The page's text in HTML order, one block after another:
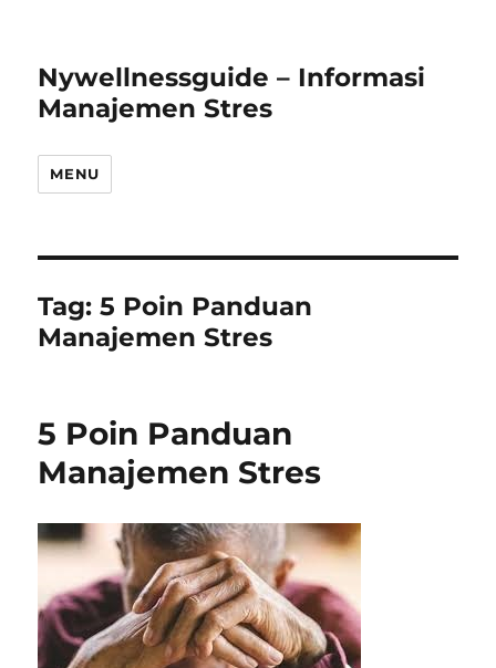
Nywellnessguide – Informasi
Manajemen Stres
MENU
Tag:5 Poin Panduan
Manajemen Stres
5 Poin Panduan
Manajemen Stres